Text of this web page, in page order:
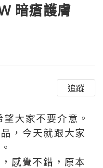
暗瘡護膚
追蹤
大家不要介意。
，今天就跟大家
感覺不錯，原本